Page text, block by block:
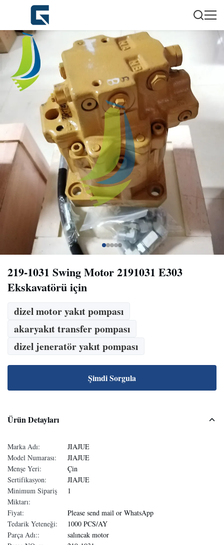
219-1031 Swing Motor 2191031 E303
Ekskavatörü için
dizel motor yakıt pompası
akaryakıt transfer pompası
dizel jeneratör yakıt pompası
Şimdi Sorgula
Ürün Detayları
Marka Adı:
JIAJUE
Model Numarası:
JIAJUE
Menşe Yeri:
Çin
Sertifikasyon:
JIAJUE
Minimum Sipariş
Miktarı:
1
Fiyat:
Please send mail or WhatsApp
Tedarik Yeteneği:
1000 PCS/AY
Parça Adı::
salıncak motor